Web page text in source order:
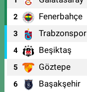
2 Fenerbahçe
3 Trabzonspor
4 Beşiktaş
5 Göztepe
6 Başakşehir